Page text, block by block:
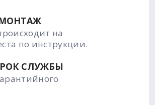
на
по инструкции.
СЛУЖБЫ